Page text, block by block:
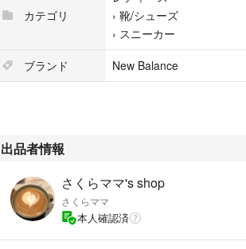
カテゴリ
› 靴/シューズ
› スニーカー
ブランド
New Balance
出品者情報
さくらママ's shop
さくらママ
本人確認済